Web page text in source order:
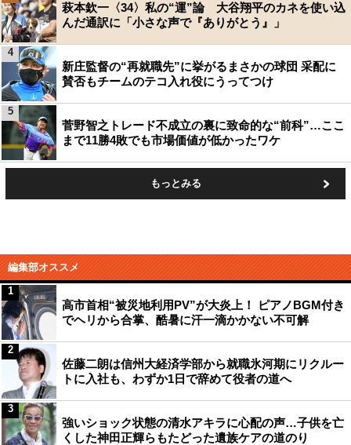
萩本欽一〈34〉私の“運”論 大谷翔平のカネを使い込
んだ通訳に「小さな声で『ありがとう』」
新庄監督の“再就職先”に挙がるまさかの球団 采配に
賛否もチームのテコ入れ役にうってつけ
4
菅野智之トレード不成立の裏に致命的な“前科”…ここ
まで11勝4敗でも市場価値が低かったワケ
5
もっとみる
編集部オススメ
高市首相“被災地利用PV”が大炎上！ ピアノBGM付き
でヘリから合掌、酷暑に汗一滴かかない不可解
1
佐藤二朗は信州大経済学部から就職氷河期にリクルー
トに入社も、わずか1日で辞めて役者の道へ
2
強いショック状態の清水アキラに心配の声…子供を亡
くした神田正輝らもたどった遺族ケアの道のり
3